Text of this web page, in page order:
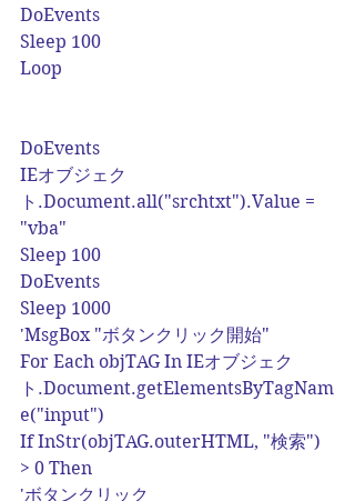
DoEvents
Sleep 100
Loop
DoEvents
IEオブジェク
ト.Document.all("srchtxt").Value =
"vba"
Sleep 100
DoEvents
Sleep 1000
'MsgBox "ボタンクリック開始"
For Each objTAG In IEオブジェク
ト.Document.getElementsByTagNam
e("input")
If InStr(objTAG.outerHTML, "検索")
> 0 Then
'ボタンクリック